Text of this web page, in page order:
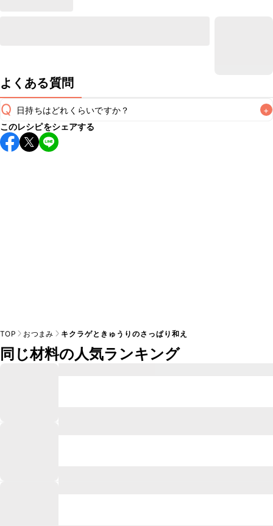
よくある質問
Q 日持ちはどれくらいですか？ +
保存期間は冷蔵で当日中が目安です。なるべくお早めにお召
し上がりください。
このレシピをシェアする
TOP おつまみ キクラゲときゅうりのさっぱり和え
同じ材料の人気ランキング